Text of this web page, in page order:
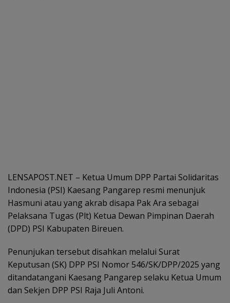
LENSAPOST.NET – Ketua Umum DPP Partai Solidaritas
Indonesia (PSI) Kaesang Pangarep resmi menunjuk
Hasmuni atau yang akrab disapa Pak Ara sebagai
Pelaksana Tugas (Plt) Ketua Dewan Pimpinan Daerah
(DPD) PSI Kabupaten Bireuen.
Penunjukan tersebut disahkan melalui Surat
Keputusan (SK) DPP PSI Nomor 546/SK/DPP/2025 yang
ditandatangani Kaesang Pangarep selaku Ketua Umum
dan Sekjen DPP PSI Raja Juli Antoni.